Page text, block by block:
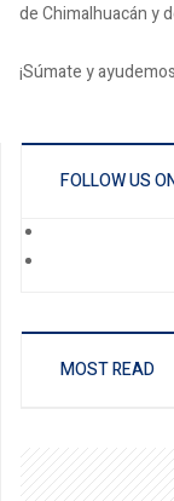
de Chimalhuacán y
¡Súmate y
FOLLOW US
MOST READ